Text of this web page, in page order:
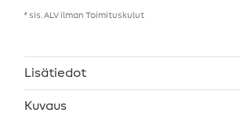
* sis. ALV ilman Toimituskulut
Lisätiedot
Kuvaus